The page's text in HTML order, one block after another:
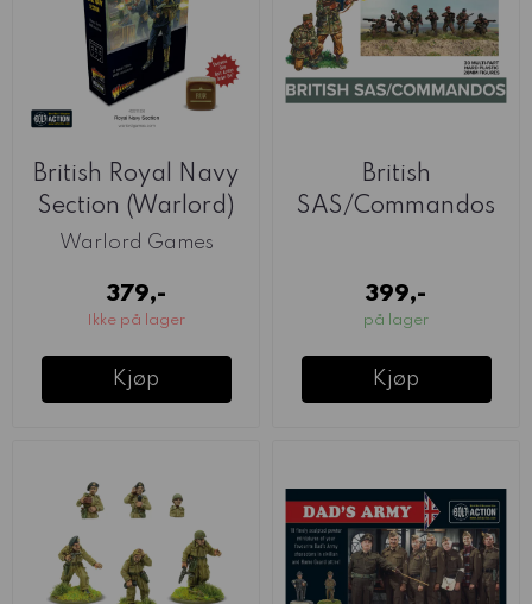
British Royal Navy
Section (Warlord)
Warlord Games
379,-
Ikke på lager
Kjøp
British
SAS/Commandos
399,-
på lager
Kjøp